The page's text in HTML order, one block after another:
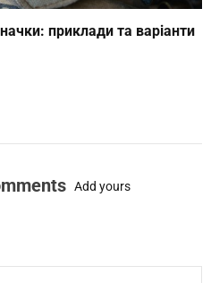
приклади та варіанти
Add yours